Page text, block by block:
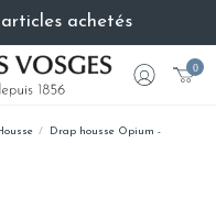
achetés
0
Drap housse Opium -